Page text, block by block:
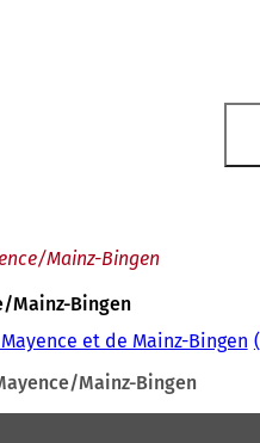
Mainz-Bingen
Mainz-Bingen
et de Mainz-Bingen
Mainz-Bingen